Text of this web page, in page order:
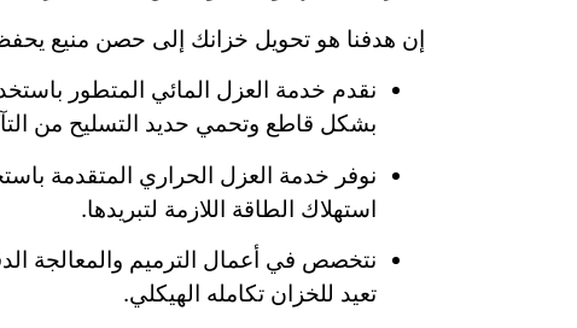
إن هدفنا هو تحويل خزانك إلى حصن منيع
نقدم خدمة العزل المائي المتطور
بشكل قاطع وتحمي حديد التسليح من
نوفر خدمة العزل الحراري المتقدمة
استهلاك الطاقة اللازمة لتبريدها.
نتخصص في أعمال الترميم والمعالجة
تعيد للخزان تكامله الهيكلي.